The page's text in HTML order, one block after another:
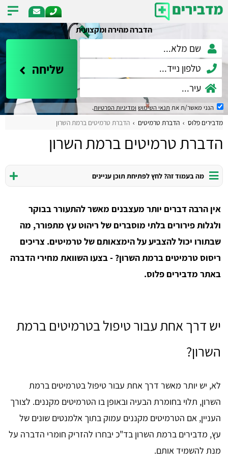
הדברה מהירה ומקצועית
שליחה
הנני מאשר/ת את תנאי השימוש ומדיניות הפרטיות.
מדבירים פלוס הדברת טרמיטים הדברת טרמיטים ברמת השרון
הדברת טרמיטים ברמת השרון
מה בעמוד זה? לחץ לפתיחת תוכן עניינים
אין הרבה דברים יותר מעצבנים מאשר להתעורר בבוקר
ולגלות פירורים בלתי מוסברים של ריהוט עץ מתפורר, מה
שבתורו יכול להצביע על הימצאותם של טרמיטים. צריכים
ריסוס טרמיטים ברמת השרון? - בצעו השוואת מחירי הדברה
באתר מדבירים פלוס.
יש דרך אחת עבור טיפול בטרמיטים ברמת
השרון?
לא, יש יותר מאשר דרך אחת עבור טיפול בטרמיטים ברמת
השרון, תלוי בחומרת הבעיה ובאופן בו הטרמיטים מקננים. לצורך
העניין, אם הטרמיטים מקננים עמוק בתוך אלמנטים שונים של
עץ, מדבירים ברמת השרון בד"כ יבחרו להזריק חומרי הדברה על
מנת להשמיד אותם.